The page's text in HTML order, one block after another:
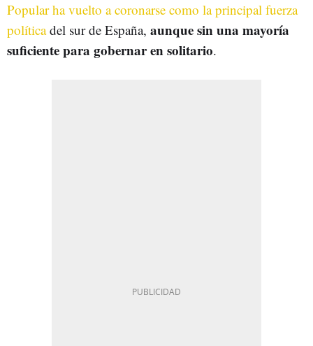
Popular ha vuelto a coronarse como la principal fuerza
políticadel sur de España, aunque sin una mayoría
suficiente para gobernar en solitario.